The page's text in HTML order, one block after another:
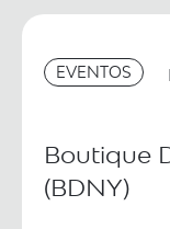
EVENTOS
Boutique
(BDNY)